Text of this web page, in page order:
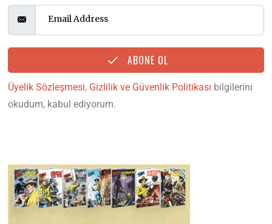
ABONE OL
Üyelik Sözleşmesi, Gizlilik ve Güvenlik Politikası bilgilerini
okudum, kabul ediyorum.